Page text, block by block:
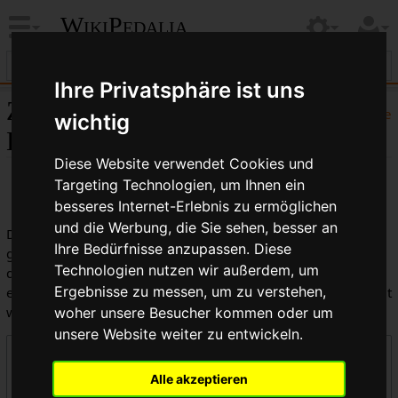
Ihre Privatsphäre ist uns
wichtig
Diese Website verwendet Cookies und
Targeting Technologien, um Ihnen ein
besseres Internet-Erlebnis zu ermöglichen
und die Werbung, die Sie sehen, besser an
Ihre Bedürfnisse anzupassen. Diese
Technologien nutzen wir außerdem, um
Ergebnisse zu messen, um zu verstehen,
woher unsere Besucher kommen oder um
unsere Website weiter zu entwickeln.
Alle akzeptieren
WikiPedalia
Hilfe
Zentrale öffentliche
Logbücher
Dies ist die kombinierte Anzeige aller in WikiPedalia
geführten Logbücher. Die Ausgabe kann durch die Auswahl
des Logbuchtyps, des Benutzers oder des Seitentitels
eingeschränkt werden (Groß-/Kleinschreibung muss beachtet
werden).
Logbücher
Zentrale öffentliche Logbücher